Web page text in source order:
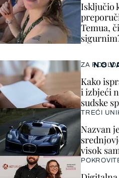
Isključio
Temua,
ZA
Kako
i izbjeći
sudske
TREĆI
Nazvan
visok